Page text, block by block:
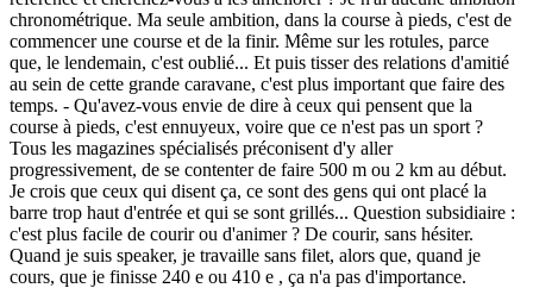
chronométrique. Ma seule ambition, dans la course à pieds, c'est de
commencer une course et de la finir. Même sur les rotules, parce
que, le lendemain, c'est oublié... Et puis tisser des relations d'amitié
au sein de cette grande caravane, c'est plus important que faire des
temps. - Qu'avez-vous envie de dire à ceux qui pensent que la
course à pieds, c'est ennuyeux, voire que ce n'est pas un sport ?
Tous les magazines spécialisés préconisent d'y aller
progressivement, de se contenter de faire 500 m ou 2 km au début.
Je crois que ceux qui disent ça, ce sont des gens qui ont placé la
barre trop haut d'entrée et qui se sont grillés... Question subsidiaire :
c'est plus facile de courir ou d'animer ? De courir, sans hésiter.
Quand je suis speaker, je travaille sans filet, alors que, quand je
cours, que je finisse 240 e ou 410 e , ça n'a pas d'importance.